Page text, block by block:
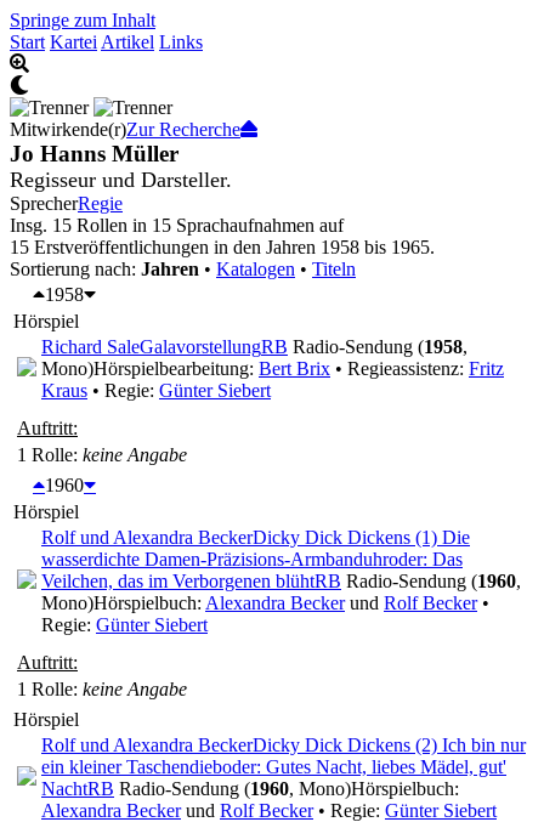
Springe zum Inhalt
Start Kartei Artikel Links
Mitwirkende(r)Zur Recherche
Jo Hanns Müller
Regisseur und Darsteller.
SprecherRegie
Insg. 15 Rollen in 15 Sprachaufnahmen auf
15 Erstveröffentlichungen in den Jahren 1958 bis 1965.
Sortierung nach: Jahren • Katalogen • Titeln
1958
Hörspiel
Richard SaleGalavorstellungRB Radio-Sendung (1958,
Mono)Hörspielbearbeitung: Bert Brix • Regieassistenz: Fritz
Kraus • Regie: Günter Siebert
Auftritt:
1 Rolle: keine Angabe
1960
Hörspiel
Rolf und Alexandra BeckerDicky Dick Dickens (1) Die
wasserdichte Damen-Präzisions-Armbanduhroder: Das
Veilchen, das im Verborgenen blühtRB Radio-Sendung (1960,
Mono)Hörspielbuch: Alexandra Beckerund Rolf Becker•
Regie: Günter Siebert
Auftritt:
1 Rolle: keine Angabe
Hörspiel
Rolf und Alexandra BeckerDicky Dick Dickens (2) Ich bin nur
ein kleiner Taschendieboder: Gutes Nacht, liebes Mädel, gut'
NachtRB Radio-Sendung (1960, Mono)Hörspielbuch:
Alexandra Beckerund Rolf Becker• Regie: Günter Siebert